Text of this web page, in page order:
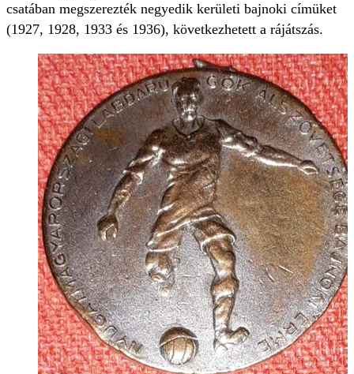
csatában megszerezték negyedik kerületi bajnoki címüket
(1927, 1928, 1933 és 1936), következhetett a rájátszás.